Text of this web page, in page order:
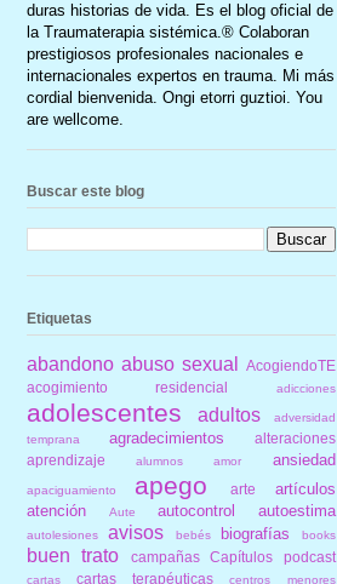
duras historias de vida. Es el blog oficial de
la Traumaterapia sistémica.® Colaboran
prestigiosos profesionales nacionales e
internacionales expertos en trauma. Mi más
cordial bienvenida. Ongi etorri guztioi. You
are wellcome.
Buscar este blog
Etiquetas
abandono abuso sexual
AcogiendoTE
acogimiento residencial
adicciones
adolescentes adultos
adversidad
temprana
agradecimientos
alteraciones
aprendizaje
alumnos amor ansiedad
apaciguamiento apego arte
artículos
atención
Aute autocontrol autoestima
autolesiones avisos bebés biografías books
buen trato campañas Capítulos podcast
cartas cartas terapéuticas centros menores